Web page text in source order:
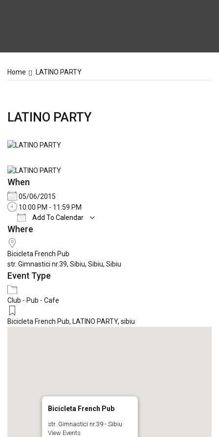
Home LATINO PARTY
LATINO PARTY
When
05/06/2015
10:00 PM - 11:59 PM
Add To Calendar
Download ICS
Where
Bicicleta French Pub
str. Gimnastici nr.39, Sibiu, Sibiu, Sibiu
Event Type
Club - Pub - Cafe
Bicicleta French Pub, LATINO PARTY, sibiu
Bicicleta French Pub
str. Gimnastici nr.39 - Sibiu
View Events